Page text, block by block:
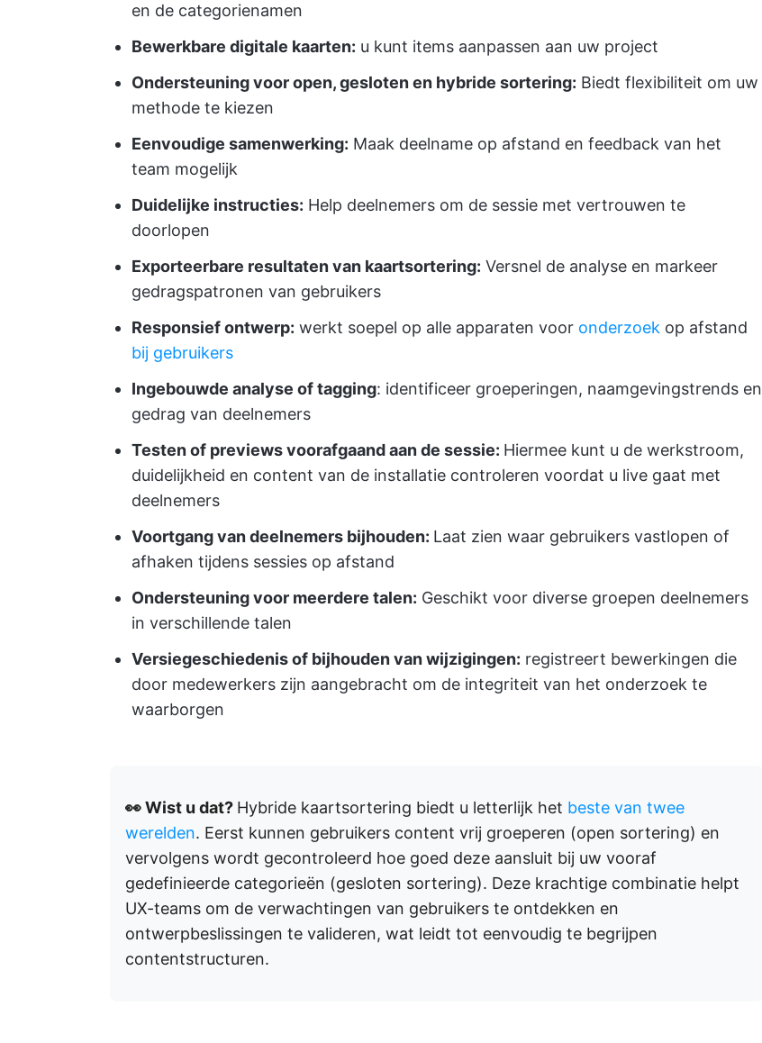
en de categorienamen
Bewerkbare digitale kaarten: u kunt items aanpassen aan uw project
Ondersteuning voor open, gesloten en hybride sortering: Biedt flexibiliteit om uw
methode te kiezen
Eenvoudige samenwerking: Maak deelname op afstand en feedback van het
team mogelijk
Duidelijke instructies: Help deelnemers om de sessie met vertrouwen te
doorlopen
Exporteerbare resultaten van kaartsortering: Versnel de analyse en markeer
gedragspatronen van gebruikers
Responsief ontwerp: werkt soepel op alle apparaten voor onderzoek op afstand
bij gebruikers
Ingebouwde analyse of tagging: identificeer groeperingen, naamgevingstrends en
gedrag van deelnemers
Testen of previews voorafgaand aan de sessie: Hiermee kunt u de werkstroom,
duidelijkheid en content van de installatie controleren voordat u live gaat met
deelnemers
Voortgang van deelnemers bijhouden: Laat zien waar gebruikers vastlopen of
afhaken tijdens sessies op afstand
Ondersteuning voor meerdere talen: Geschikt voor diverse groepen deelnemers
in verschillende talen
Versiegeschiedenis of bijhouden van wijzigingen: registreert bewerkingen die
door medewerkers zijn aangebracht om de integriteit van het onderzoek te
waarborgen
👀 Wist u dat? Hybride kaartsortering biedt u letterlijk het beste van twee
werelden. Eerst kunnen gebruikers content vrij groeperen (open sortering) en
vervolgens wordt gecontroleerd hoe goed deze aansluit bij uw vooraf
gedefinieerde categorieën (gesloten sortering). Deze krachtige combinatie helpt
UX-teams om de verwachtingen van gebruikers te ontdekken en
ontwerpbeslissingen te valideren, wat leidt tot eenvoudig te begrijpen
contentstructuren.